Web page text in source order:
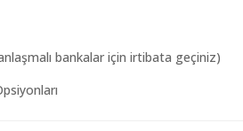
bankalar için irtibata geçiniz)